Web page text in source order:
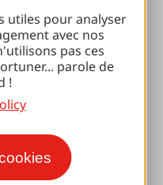
utiles pour analyser
avec nos
pas ces
parole de
!